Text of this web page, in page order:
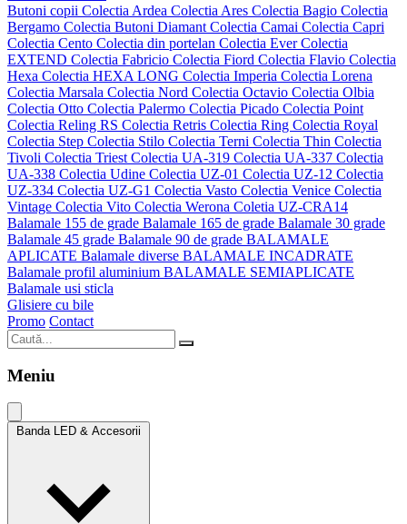
Butoni copii Colectia Ardea Colectia Ares Colectia Bagio Colectia
Bergamo Colectia Butoni Diamant Colectia Camai Colectia Capri
Colectia Cento Colectia din portelan Colectia EverColectia
EXTEND Colectia Fabricio Colectia Fiord Colectia Flavio Colectia
Hexa Colectia HEXA LONG Colectia Imperia Colectia Lorena
Colectia Marsala Colectia Nord Colectia Octavio Colectia Olbia
Colectia Otto Colectia Palermo Colectia Picado Colectia Point
Colectia Reling RS Colectia Retris Colectia Ring Colectia Royal
Colectia Step Colectia Stilo Colectia Terni Colectia Thin Colectia
Tivoli Colectia Triest Colectia UA-319 Colectia UA-337 Colectia
UA-338 Colectia Udine Colectia UZ-01 Colectia UZ-12 Colectia
UZ-334 Colectia UZ-G1 Colectia Vasto Colectia Venice Colectia
Vintage Colectia Vito Colectia Werona Coletia UZ-CRA14
Balamale 155 de grade Balamale 165 de grade Balamale 30 grade
Balamale 45 grade Balamale 90 de grade BALAMALE
APLICATE Balamale diverse BALAMALE INCADRATE
Balamale profil aluminium BALAMALE SEMIAPLICATE
Balamale usi sticla
Glisiere cu bile
Promo Contact
Meniu
Banda LED & Accesorii